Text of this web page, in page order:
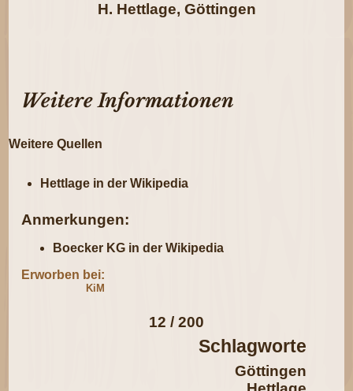
H. Hettlage, Göttingen
Weitere Informationen
Anmerkungen:
Boecker KG in der Wikipedia
Erworben bei:
KiM
Weitere Quellen
Hettlage in der Wikipedia
12 / 200
Schlagworte
Göttingen